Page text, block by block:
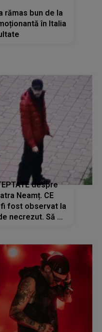
rămas bun de la
în Italia
despre
Neamț. CE
fi fost observat la
necrezut. Să fie